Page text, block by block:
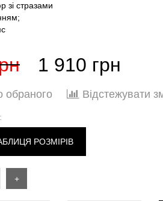
зі стразами
1 910 грн
обраного Відстежувати
РОЗМІРІВ
РОЗМІР
+